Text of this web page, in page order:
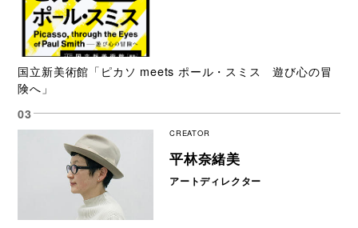
国立新美術館「ピカソ meets ポール・スミス 遊び心の冒
険へ」
CREATOR
平林奈緒美
アートディレクター